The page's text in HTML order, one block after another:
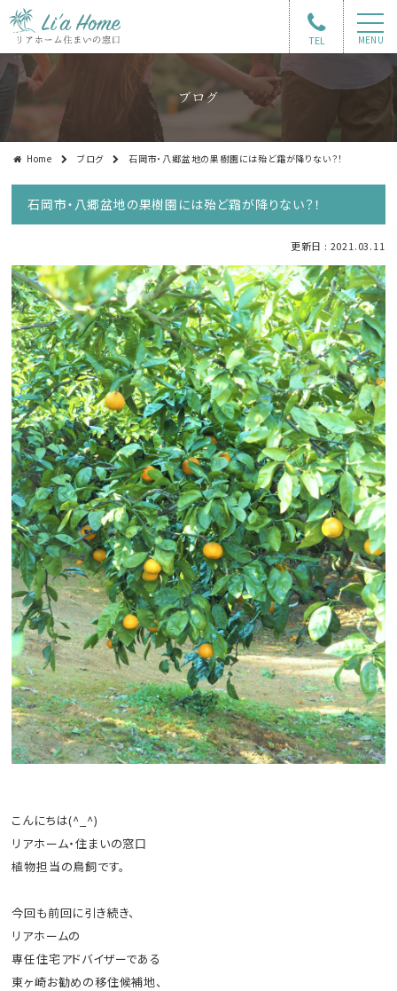
MENU
TEL
ブログ
Home ブログ 石岡市・八郷盆地の果樹園には殆ど霜が降りない？！
石岡市・八郷盆地の果樹園には殆ど霜が降りない？！
更新日 : 2021.03.11
こんにちは(^_^)
リアホーム・住まいの窓口
植物担当の鳥飼です。
今回も前回に引き続き、
リアホームの
専任住宅アドバイザーである
東ヶ崎お勧めの移住候補地、